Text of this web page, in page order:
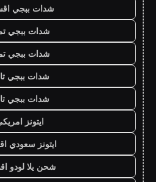
شدات ببجي
شدات ببجي
شدات ببجي
شدات ببجي
شدات ببجي
ايتونز
ايتونز سعودي
شحن يلا لودو